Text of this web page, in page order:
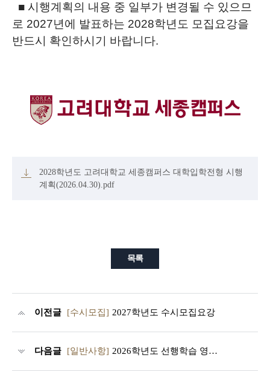
■ 시행계획의 내용 중 일부가 변경될 수 있으므
로 2027년에 발표하는 2028학년도 모집요강을
반드시 확인하시기 바랍니다.
2028학년도 고려대학교 세종캠퍼스 대학입학전형 시행
계획(2026.04.30).pdf
목록
이전글 [수시모집] 2027학년도 수시모집요강
다음글 [일반사항] 2026학년도 선행학습 영향평가 결과 공지